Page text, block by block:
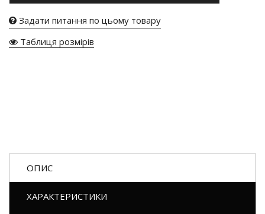
Задати питання по цьому товару
Таблиця розмірів
ОПИС
ХАРАКТЕРИСТИКИ